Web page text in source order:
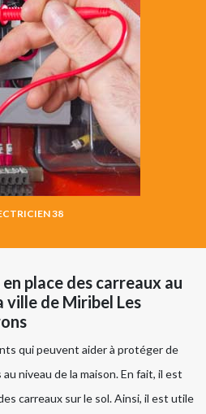
38
place des carreaux au
ville de Miribel Les
qui peuvent aider à protéger de
niveau de la maison. En fait, il est
carreaux sur le sol. Ainsi, il est utile